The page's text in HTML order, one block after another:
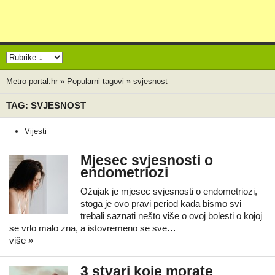
Metro-portal.hr » Popularni tagovi » svjesnost
TAG: SVJESNOST
Vijesti
Mjesec svjesnosti o
endometriozi
Ožujak je mjesec svjesnosti o endometriozi,
stoga je ovo pravi period kada bismo svi
trebali saznati nešto više o ovoj bolesti o kojoj
se vrlo malo zna, a istovremeno se sve…
više »
3 stvari koje morate